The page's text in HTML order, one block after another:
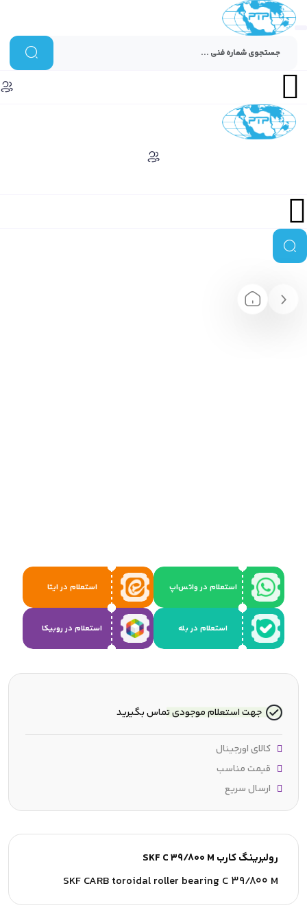
استعلام در واتس‌اپ استعلام در ایتا
استعلام در بله استعلام در روبیکا
رولبرینگ کارب SKF C 39/800 M
SKF CARB toroidal roller bearing C 39/800 M
جهت استعلام موجودی تماس بگیرید
کالای اورجینال
قیمت مناسب
ارسال سریع